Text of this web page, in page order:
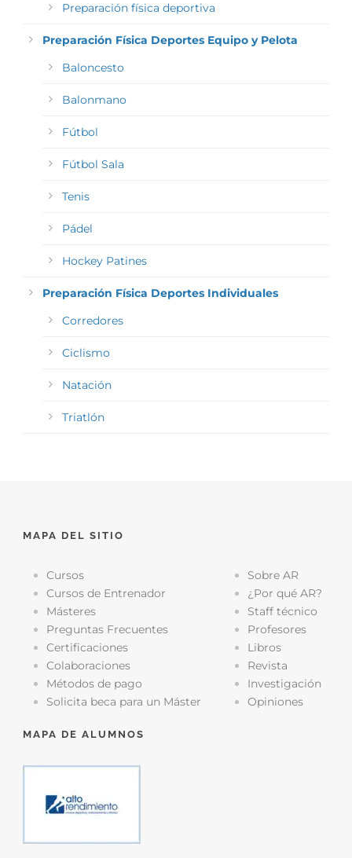
Preparación física deportiva
Preparación Física Deportes Equipo y Pelota
Baloncesto
Balonmano
Fútbol
Fútbol Sala
Tenis
Pádel
Hockey Patines
Preparación Física Deportes Individuales
Corredores
Ciclismo
Natación
Triatlón
MAPA DEL SITIO
Cursos
Cursos de Entrenador
Másteres
Preguntas Frecuentes
Certificaciones
Colaboraciones
Métodos de pago
Solicita beca para un Máster
Sobre AR
¿Por qué AR?
Staff técnico
Profesores
Libros
Revista
Investigación
Opiniones
MAPA DE ALUMNOS